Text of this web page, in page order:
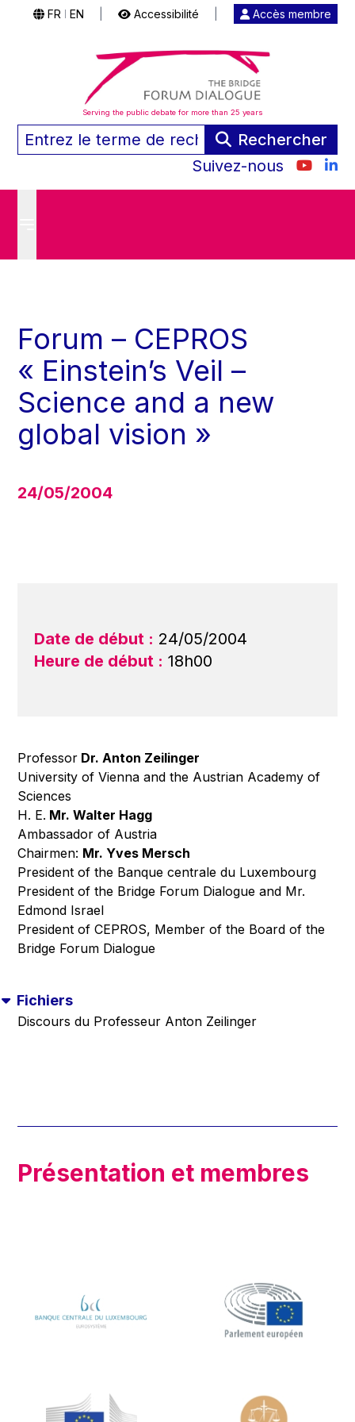
FR EN Accessibilité Accès membre
Serving the public debate for more than 25 years
Rechercher
Suivez-nous
Forum – CEPROS
« Einstein’s Veil –
Science and a new
global vision »
24/05/2004
Date de début : 24/05/2004
Heure de début : 18h00
Professor Dr. Anton Zeilinger
University of Vienna and the Austrian Academy of
Sciences
H. E. Mr. Walter Hagg
Ambassador of Austria
Chairmen: Mr. Yves Mersch
President of the Banque centrale du Luxembourg
President of the Bridge Forum Dialogue and Mr.
Edmond Israel
President of CEPROS, Member of the Board of the
Bridge Forum Dialogue
Fichiers
Discours du Professeur Anton Zeilinger
Présentation et membres